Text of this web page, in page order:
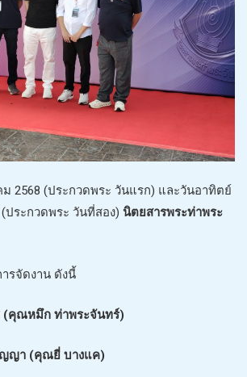
ม 2568 (ประกวดพระ วันแรก) และวันอาทิตย์
ประกวดพระ วันที่สอง) นิตยสารพระท่าพระ
รจัดงาน ดังนี้
คุณหมึก ท่าพระจันทร์)
ญา (คุณยี่ บางแค)